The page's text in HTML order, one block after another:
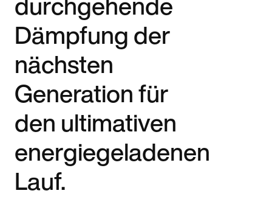
Dämpfung der
nächsten
Generation für
den ultimativen
energiegeladenen
Lauf.